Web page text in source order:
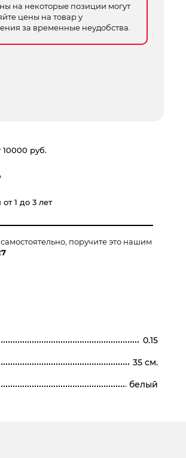
на некоторые позиции могут
цены на товар у
за временные неудобства.
10000 руб.
1 до 3 лет
поручите это нашим
0.15
35 см.
белый